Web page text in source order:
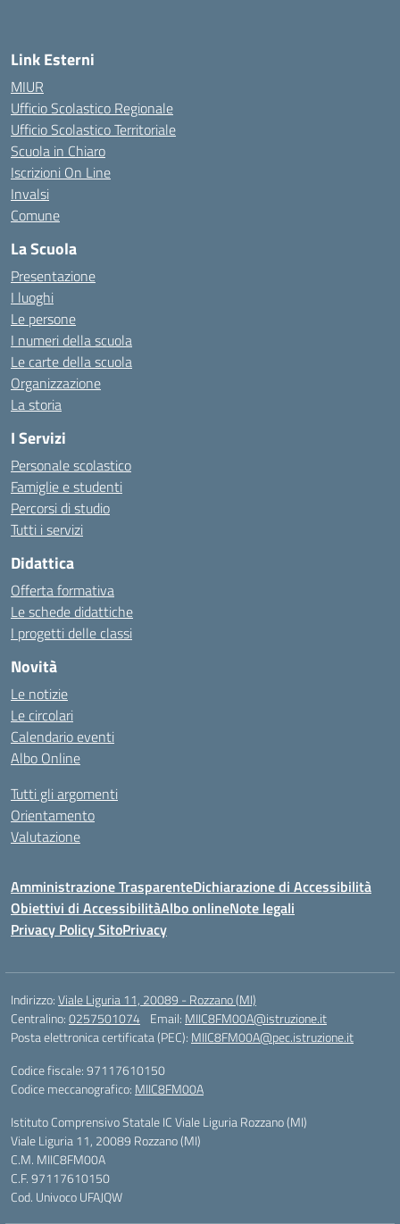
Link Esterni
MIUR
Ufficio Scolastico Regionale
Ufficio Scolastico Territoriale
Scuola in Chiaro
Iscrizioni On Line
Invalsi
Comune
La Scuola
Presentazione
I luoghi
Le persone
I numeri della scuola
Le carte della scuola
Organizzazione
La storia
I Servizi
Personale scolastico
Famiglie e studenti
Percorsi di studio
Tutti i servizi
Didattica
Offerta formativa
Le schede didattiche
I progetti delle classi
Novità
Le notizie
Le circolari
Calendario eventi
Albo Online
Tutti gli argomenti
Orientamento
Valutazione
Amministrazione TrasparenteDichiarazione di Accessibilità
Obiettivi di AccessibilitàAlbo onlineNote legali
Privacy Policy SitoPrivacy
Indirizzo:Viale Liguria 11, 20089 - Rozzano (MI)
Centralino:0257501074 Email: MIIC8FM00A@istruzione.it
Posta elettronica certificata (PEC): MIIC8FM00A@pec.istruzione.it
Codice fiscale: 97117610150
Codice meccanografico: MIIC8FM00A
Istituto Comprensivo Statale IC Viale Liguria Rozzano (MI)
Viale Liguria 11, 20089 Rozzano (MI)
C.M. MIIC8FM00A
C.F. 97117610150
Cod. Univoco UFAJQW